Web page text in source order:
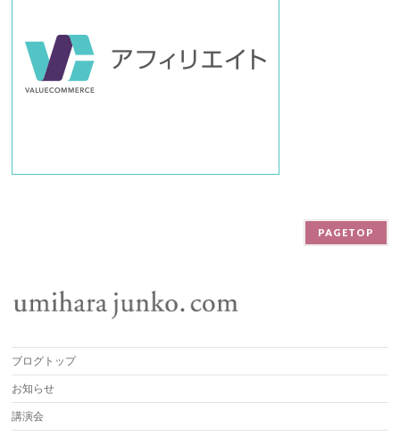
PAGETOP
ブログトップ
お知らせ
講演会